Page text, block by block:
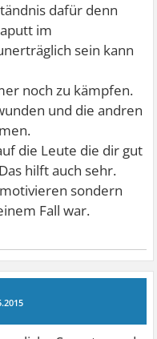
dafür denn
im
sein kann
noch zu kämpfen.
und die andren
die Leute die dir gut
hilft auch sehr.
sondern
Fall war.